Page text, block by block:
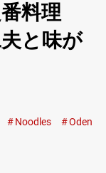
番料理
と味が
Noodles
Oden